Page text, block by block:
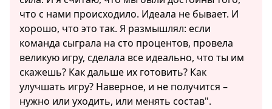
что с нами происходило. Идеала не бывает. И
хорошо, что это так. Я размышлял: если
команда сыграла на сто процентов, провела
великую игру, сделала все идеально, что ты им
скажешь? Как дальше их готовить? Как
улучшать игру? Наверное, и не получится –
нужно или уходить, или менять состав".